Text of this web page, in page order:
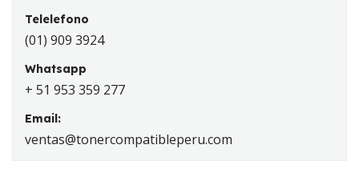
Telelefono
(01) 909 3924
Whatsapp
+ 51 953 359 277
Email:
ventas@tonercompatibleperu.com